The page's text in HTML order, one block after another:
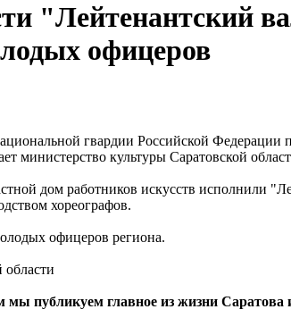
"Лейтенантский
офицеров
гвардии Российской Федерации
министерство культуры Саратовской
дом работников искусств исполнили
хореографов.
офицеров региона.
области
мы публикуем главное из жизни Саратова